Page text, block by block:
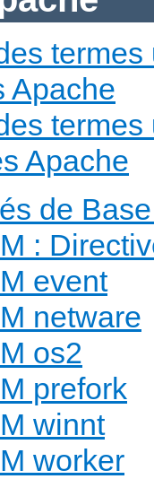
Apache
Apache
de
:
event
netware
os2
prefork
winnt
worker